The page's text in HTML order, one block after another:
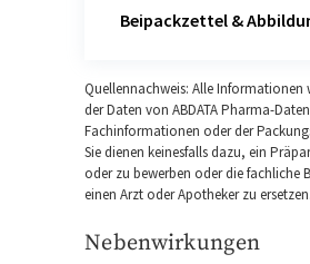
Beipackzettel &
Quellennachweis: Alle Informationen
der Daten von ABDATA Pharma-
Fachinformationen oder der
Sie dienen keinesfalls dazu, ein
oder zu bewerben oder die fachliche
einen Arzt oder Apotheker zu ersetzen.
Nebenwirkungen